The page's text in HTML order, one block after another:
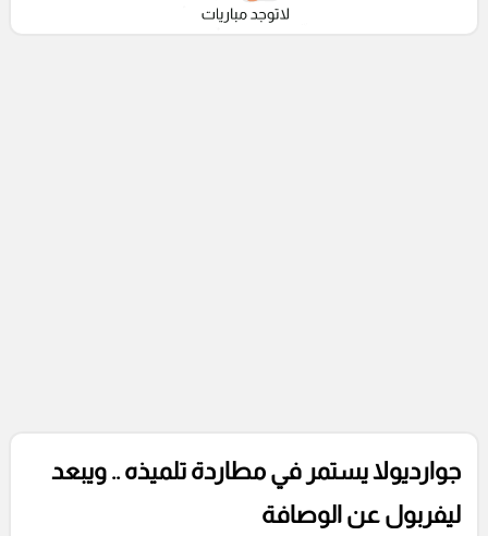
جوارديولا يستمر في مطاردة تلميذه .. ويبعد
ليفربول عن الوصافة